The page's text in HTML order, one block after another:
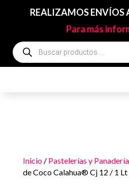
REALIZAMOS ENVÍOS
Para más
Búsqueda
de
productos
Inicio/ Pastelerías y
de Coco Calahua® Cj 12 / 1 Lt